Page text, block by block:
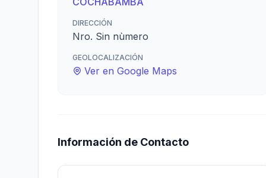
DIRECCIÓN
Nro. Sin nùmero
GEOLOCALIZACIÓN
Ver en Google Maps
Información de Contacto